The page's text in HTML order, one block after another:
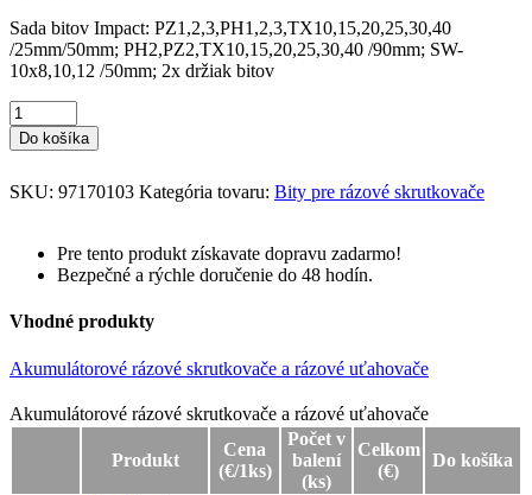
Sada bitov Impact: PZ1,2,3,PH1,2,3,TX10,15,20,25,30,40
/25mm/50mm; PH2,PZ2,TX10,15,20,25,30,40 /90mm; SW-
10x8,10,12 /50mm; 2x držiak bitov
Do košíka
SKU: 97170103 Kategória tovaru: Bity pre rázové skrutkovače
Pre tento produkt získavate dopravu zadarmo!
Bezpečné a rýchle doručenie do 48 hodín.
Vhodné produkty
Akumulátorové rázové skrutkovače a rázové uťahovače
Akumulátorové rázové skrutkovače a rázové uťahovače
Akumulátorové rázové skrutkovače a rázové uťahovače
Produkt
Cena
(€/1ks)
Počet v
balení
(ks)
Celkom
(€)
Do košíka